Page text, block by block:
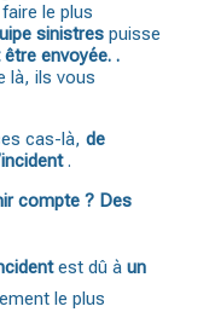
le plus
sinistrespuisse
envoyée. .
là, ils vous
cas-là, de
.
compte ? Des
est dû à un
le plus